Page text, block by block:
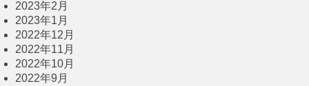
2023年2月
2023年1月
2022年12月
2022年11月
2022年10月
2022年9月